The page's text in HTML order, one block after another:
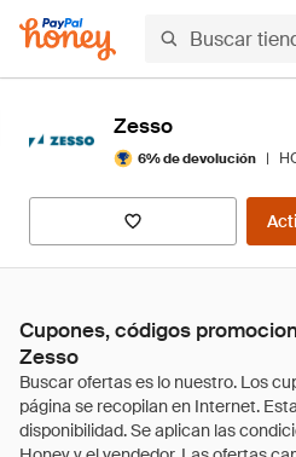
Zesso
6% de devolución |
Cupones, códigos
Zesso